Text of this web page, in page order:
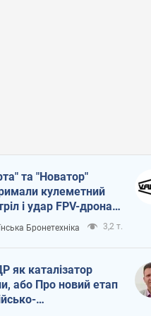
та "Новатор"
кулеметний
і удар FPV-дрона,
життя
ЗСУ
Бронетехніка 3,2 т.
як каталізатор
або Про новий етап